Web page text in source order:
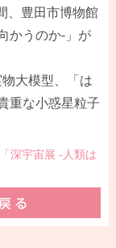
、豊田市博物館
かうのか-」が
大模型、「は
重な小惑星粒子
深宇宙展 -人類は